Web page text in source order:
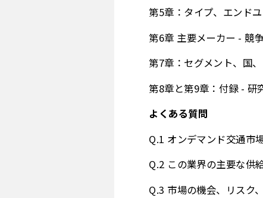
第5章：タイプ、エンド
第6章 主要メーカー - 競
第7章：セグメント、国
第8章と第9章：付録 - 研
よくある質問
Q.1 オンデマンド交通市
Q.2 この業界の主要な供
Q.3 市場の機会、リスク